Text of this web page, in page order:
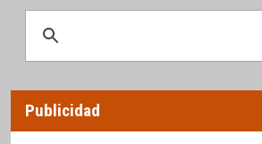
Publicidad